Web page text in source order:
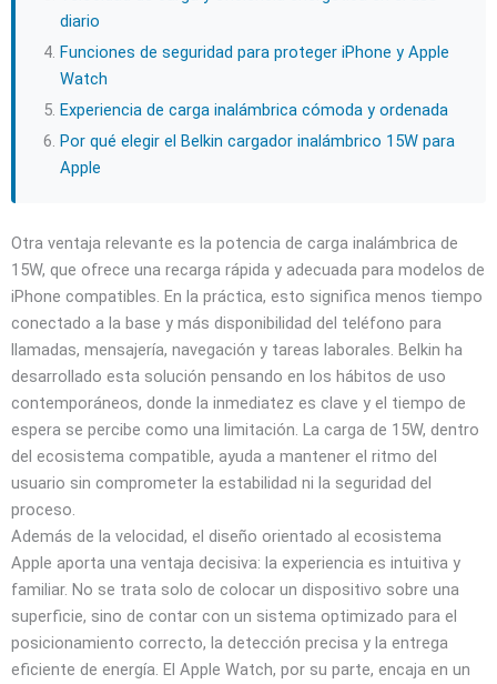
diario
Funciones de seguridad para proteger iPhone y Apple
Watch
Experiencia de carga inalámbrica cómoda y ordenada
Por qué elegir el Belkin cargador inalámbrico 15W para
Apple
Otra ventaja relevante es la potencia de carga inalámbrica de
15W, que ofrece una recarga rápida y adecuada para modelos de
iPhone compatibles. En la práctica, esto significa menos tiempo
conectado a la base y más disponibilidad del teléfono para
llamadas, mensajería, navegación y tareas laborales. Belkin ha
desarrollado esta solución pensando en los hábitos de uso
contemporáneos, donde la inmediatez es clave y el tiempo de
espera se percibe como una limitación. La carga de 15W, dentro
del ecosistema compatible, ayuda a mantener el ritmo del
usuario sin comprometer la estabilidad ni la seguridad del
proceso.
Además de la velocidad, el diseño orientado al ecosistema
Apple aporta una ventaja decisiva: la experiencia es intuitiva y
familiar. No se trata solo de colocar un dispositivo sobre una
superficie, sino de contar con un sistema optimizado para el
posicionamiento correcto, la detección precisa y la entrega
eficiente de energía. El Apple Watch, por su parte, encaja en un